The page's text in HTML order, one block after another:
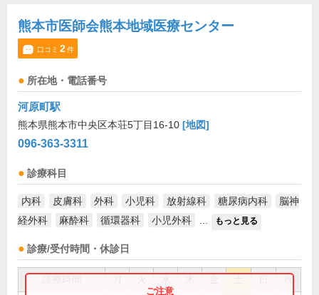
熊本市医師会熊本地域医療センター
口コミ 2件
所在地・電話番号
河原町駅
熊本県熊本市中央区本荘5丁目16-10 [地図]
096-363-3311
診療科目
内科 皮膚科 外科 小児科 放射線科 糖尿病内科
脳神
経外科
麻酔科 循環器科 小児外科 もっと見る
診療/受付時間・休診日
祝